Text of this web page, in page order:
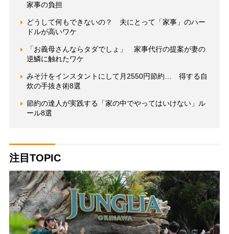
家事の負担
どうして何もできないの？ 夫にとって「家事」のハー
ドルが高いワケ
「お義母さんならタダでしょ」 家事代行の提案が妻の
逆鱗に触れたワケ
みそ汁をインスタントにして月2550円節約… 得する自
炊の手抜き術8選
節約の達人が実践する「家の中でやってはいけない」ル
ール8選
注目TOPIC